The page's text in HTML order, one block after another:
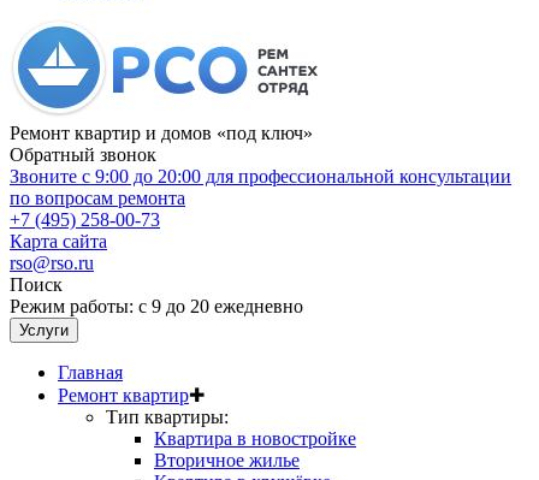
Ремонт квартир и домов «под ключ»
Обратный звонок
Звоните с 9:00 до 20:00 для профессиональной консультации
по вопросам ремонта
+7 (495) 258-00-73
Карта сайта
rso@rso.ru
Поиск
Режим работы: с 9 до 20 ежедневно
Услуги
Главная
Ремонт квартир✚
Тип квартиры:
Квартира в новостройке
Вторичное жилье